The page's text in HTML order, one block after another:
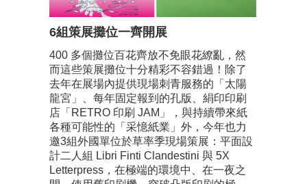
6組策展攤位一齊開展
400 多個攤位百花齊放不免眼花繚亂，然
而這些策展攤位十分精彩不容錯過！除了
去年在展場內提供現場刺青服務的「太陽
龍宮」、每年固定報到的孔版、絹印印刷
店「RETRO 印刷 JAM」，與持續帶來紙
各種可能性的「采憶紙業」外，今年也力
邀3組外國單位於草率季現場策展：平面設
計二人組 Libri Finti Clandestini 與 5X
Letterpress，在極端的環境中、在一夜之